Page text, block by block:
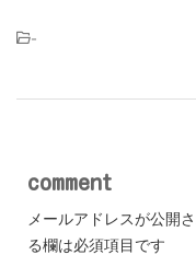
-
comment
メールアドレスが公開
る欄は必須項目です